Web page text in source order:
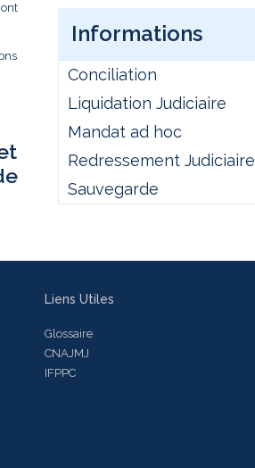
Informations
Conciliation
Liquidation Judiciaire
Mandat ad hoc
Redressement Judiciaire
Sauvegarde
Liens Utiles
Glossaire
CNAJMJ
IFPPC